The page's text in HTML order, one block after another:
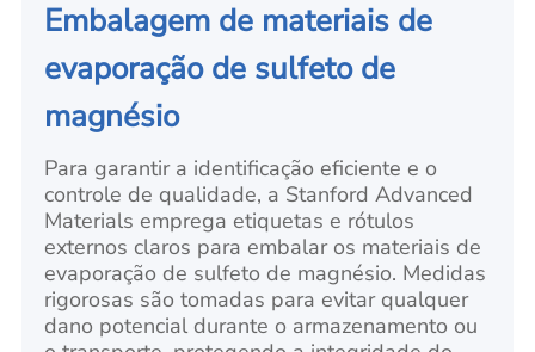
Embalagem de materiais de
evaporação de sulfeto de
magnésio
Para garantir a identificação eficiente e o
controle de qualidade, a Stanford Advanced
Materials emprega etiquetas e rótulos
externos claros para embalar os materiais de
evaporação de sulfeto de magnésio. Medidas
rigorosas são tomadas para evitar qualquer
dano potencial durante o armazenamento ou